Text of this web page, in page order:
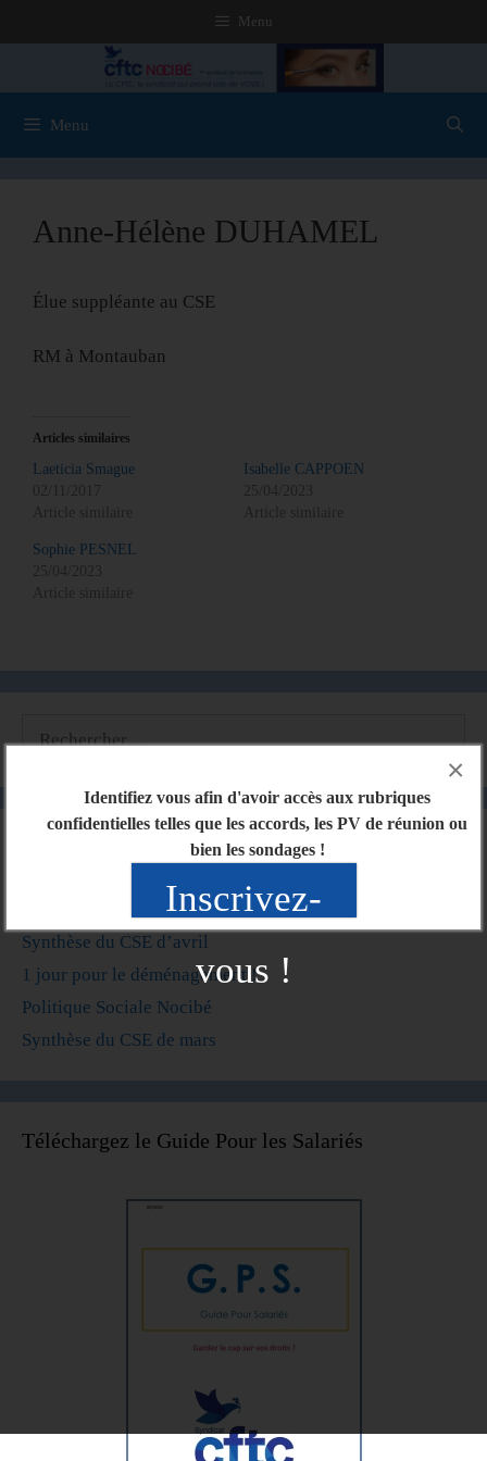
Identifiez vous afin d'avoir accès aux rubriques
confidentielles telles que les accords, les PV de réunion ou
bien les sondages !
Inscrivez-
vous !
×
Menu
Menu
Anne-Hélène DUHAMEL
Élue suppléante au CSE
RM à Montauban
Articles similaires
Laeticia Smague
02/11/2017
Article similaire
Isabelle CAPPOEN
25/04/2023
Article similaire
Sophie PESNEL
25/04/2023
Article similaire
Synthèse du CSE de mai
Synthèse du CSE d’avril
1 jour pour le déménagement !
Politique Sociale Nocibé
Synthèse du CSE de mars
Téléchargez le Guide Pour les Salariés